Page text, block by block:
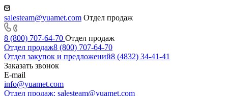
salesteam@yuamet.com Отдел продаж
8 (800) 707-64-70 Отдел продаж
Отдел продаж8 (800) 707-64-70
Отдел закупок и предложений8 (4832) 34-41-41
Заказать звонок
E-mail
info@yuamet.com
Отдел продаж: salesteam@yuamet.com